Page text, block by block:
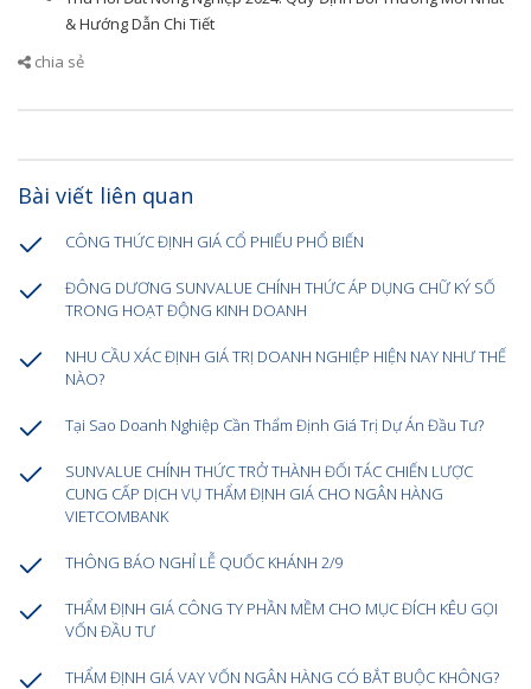
& Hướng Dẫn Chi Tiết
chia sẻ
Bài viết liên quan
CÔNG THỨC ĐỊNH GIÁ CỔ PHIẾU PHỔ BIẾN
ĐÔNG DƯƠNG SUNVALUE CHÍNH THỨC ÁP DỤNG CHỮ KÝ SỐ
TRONG HOẠT ĐỘNG KINH DOANH
NHU CẦU XÁC ĐỊNH GIÁ TRỊ DOANH NGHIỆP HIỆN NAY NHƯ THẾ
NÀO?
Tại Sao Doanh Nghiệp Cần Thẩm Định Giá Trị Dự Án Đầu Tư?
SUNVALUE CHÍNH THỨC TRỞ THÀNH ĐỐI TÁC CHIẾN LƯỢC
CUNG CẤP DỊCH VỤ THẨM ĐỊNH GIÁ CHO NGÂN HÀNG
VIETCOMBANK
THÔNG BÁO NGHỈ LỄ QUỐC KHÁNH 2/9
THẨM ĐỊNH GIÁ CÔNG TY PHẦN MỀM CHO MỤC ĐÍCH KÊU GỌI
VỐN ĐẦU TƯ
THẨM ĐỊNH GIÁ VAY VỐN NGÂN HÀNG CÓ BẮT BUỘC KHÔNG?